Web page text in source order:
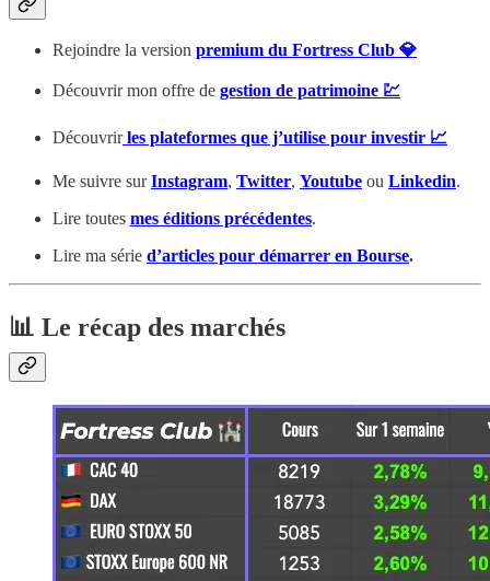
Rejoindre la version premium du Fortress Club 💎
Découvrir mon offre de gestion de patrimoine 💹
Découvrirles plateformes que j’utilise pour investir 📈
Me suivre surInstagram, Twitter, Youtube ou Linkedin.
Lire toutes mes éditions précédentes.
Lire ma série d’articles pour démarrer en Bourse.
📊 Le récap des marchés